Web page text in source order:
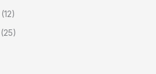
(12)
(25)